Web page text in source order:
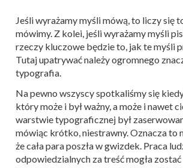
Jeśli wyrażamy myśli mówą, to liczy się
mówimy. Z kolei, jeśli wyrażamy myśli
rzeczy kluczowe będzie to, jak te myśli
Tutaj upatrywać należy ogromnego
typografia.
Na pewno wszyscy spotkaliśmy się
który może i był ważny, a może i nawet
warstwie typograficznej był
mówiąc krótko, niestrawny. Oznacza to
że cała para poszła w gwizdek. Praca
odpowiedzialnych za treść mogła zostać